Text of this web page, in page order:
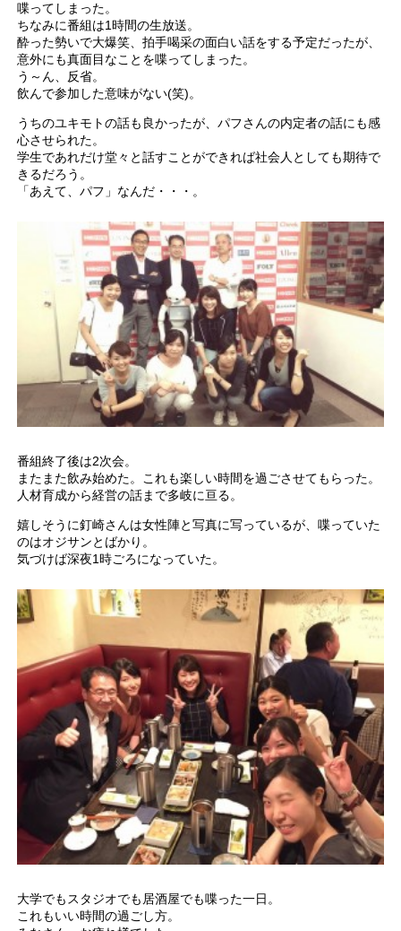
喋ってしまった。
ちなみに番組は1時間の生放送。
酔った勢いで大爆笑、拍手喝采の面白い話をする予定だったが、
意外にも真面目なことを喋ってしまった。
う～ん、反省。
飲んで参加した意味がない(笑)。
うちのユキモトの話も良かったが、パフさんの内定者の話にも感
心させられた。
学生であれだけ堂々と話すことができれば社会人としても期待で
きるだろう。
「あえて、パフ」なんだ・・・。
番組終了後は2次会。
またまた飲み始めた。これも楽しい時間を過ごさせてもらった。
人材育成から経営の話まで多岐に亘る。
嬉しそうに釘崎さんは女性陣と写真に写っているが、喋っていた
のはオジサンとばかり。
気づけば深夜1時ごろになっていた。
大学でもスタジオでも居酒屋でも喋った一日。
これもいい時間の過ごし方。